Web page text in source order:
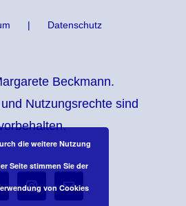
Datenschutz
Beckmann.
Nutzungsrechte sind
die weitere Nutzung
Seite stimmen Sie der
von Cookies